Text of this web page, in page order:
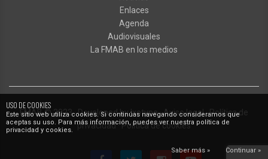
USO DE COOKIES
Este sitio web utiliza cookies. Si continúas navegando consideramos que
aceptas su uso. Para más información, puedes ver nuestra política de
privacidad y cookies.
Saber más » Continuar »
Enlaces
Agenda
Audiovisuales
La FMAB en los medios
FMAB© 2023·Developed byIxotype·Aviso legal·Política de
privacidad·Política de cookies